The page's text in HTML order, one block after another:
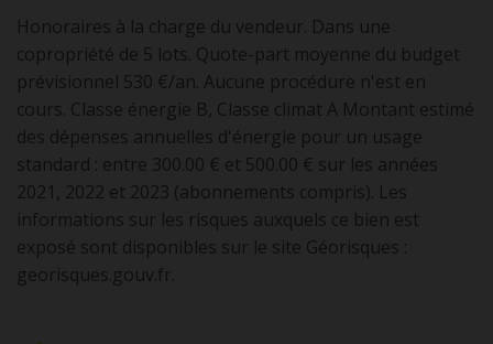
Honoraires à la charge du vendeur. Dans une
copropriété de 5 lots. Quote-part moyenne du budget
prévisionnel 530 €/an. Aucune procédure n'est en
cours. Classe énergie B, Classe climat A Montant estimé
des dépenses annuelles d'énergie pour un usage
standard : entre 300.00 € et 500.00 € sur les années
2021, 2022 et 2023 (abonnements compris). Les
informations sur les risques auxquels ce bien est
exposé sont disponibles sur le site Géorisques :
georisques.gouv.fr.